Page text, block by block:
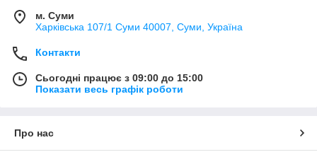
м. Суми
Харківська 107/1 Суми 40007, Суми, Україна
Контакти
Сьогодні працює з 09:00 до 15:00
Показати весь графік роботи
Про нас